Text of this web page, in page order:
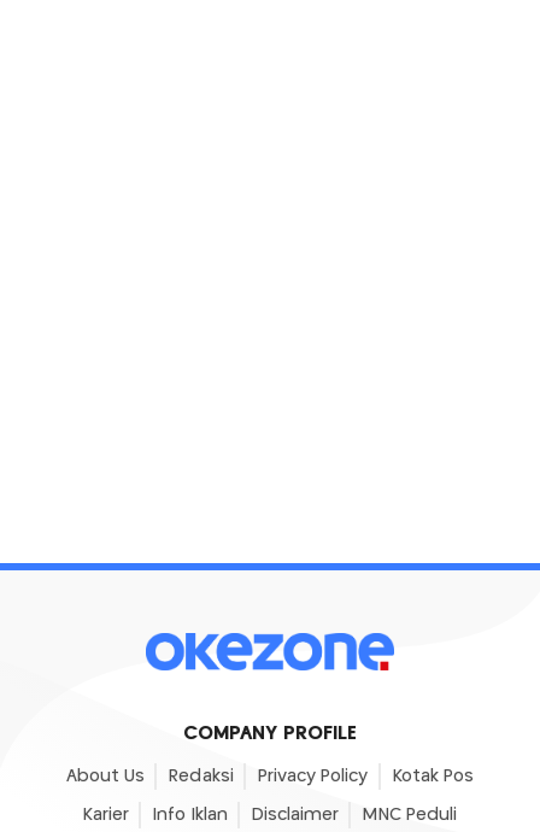
COMPANY PROFILE
About Us Redaksi Privacy Policy Kotak Pos
Karier Info Iklan Disclaimer MNC Peduli